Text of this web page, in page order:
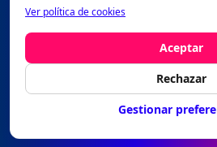
Ver política de cookies
Aceptar
Rechazar
Gestionar